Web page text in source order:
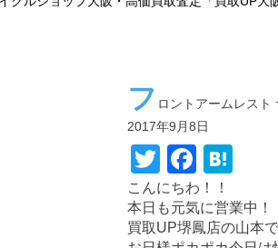
フ ロントアームレス
2017年9月8日
T
wi
tt
F
a
c
e
こんにちわ！！
本日も元気に営業中！
買取UP堺鳳店の山本